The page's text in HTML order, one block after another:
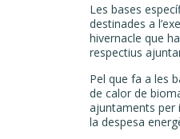
Les bases
destinades a
hivernacle que
respectius
Pel que fa a les
de calor de
ajuntaments per
la despesa